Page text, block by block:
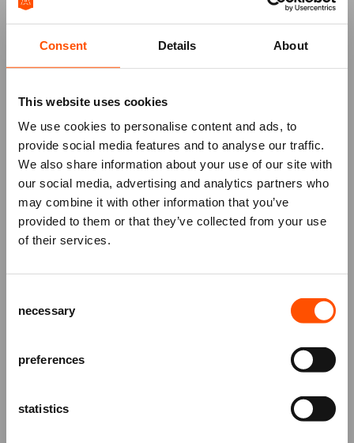
Consent Details About
This website uses cookies
We use cookies to personalise content and ads, to
provide social media features and to analyse our traffic.
We also share information about your use of our site with
our social media, advertising and analytics partners who
may combine it with other information that you’ve
provided to them or that they’ve collected from your use
of their services.
Selection
necessary
preferences
statistics
zaal in en na afloop is er een Meet & Greet met
Quinn, Aaron en Jade Konal. Een show waarin
€ 10,00 korting voor Vrienden
AlsVriendvan het ATLAS Theater ontvang je € 10,00
korting op deze voorstelling. De korting wordt
automatisch verrekend als je bent ingelogd.
Mis niks
en speciale aanbiedingen!